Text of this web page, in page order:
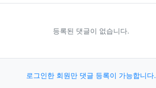
등록된 댓글이 없습니다.
로그인한 회원만 댓글 등록이 가능합니다.